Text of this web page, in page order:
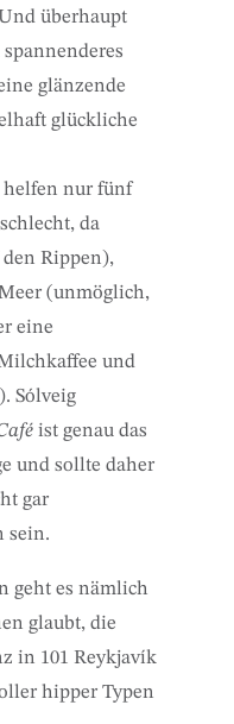
überhaupt
glänzende
glückliche
helfen nur fünf
da
Rippen),
(unmöglich,
eine
und
Sólveig
ist genau das
und sollte daher
gar
sein.
geht es nämlich
glaubt, die
in 101 Reykjavík
hipper Typen